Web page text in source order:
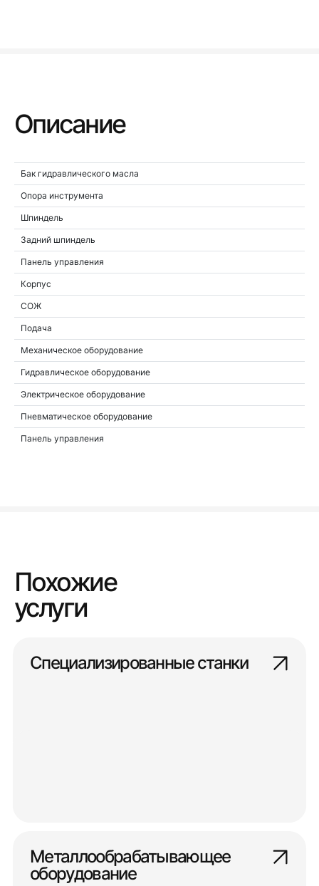
Описание
Бак гидравлического масла
Опора инструмента
Шпиндель
Задний шпиндель
Панель управления
Корпус
СОЖ
Подача
Механическое оборудование
Гидравлическое оборудование
Электрическое оборудование
Пневматическое оборудование
Панель управления
Похожие
услуги
Специализированные станки
Металлообрабатывающее
оборудование